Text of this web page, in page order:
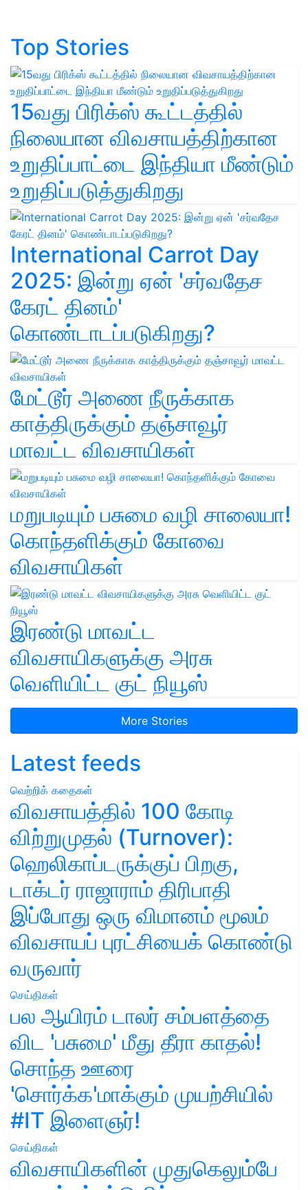
Top Stories
15வது பிரிக்ஸ் கூட்டத்தில்
நிலையான விவசாயத்திற்கான
உறுதிப்பாட்டை இந்தியா மீண்டும்
உறுதிப்படுத்துகிறது
International Carrot Day
2025: இன்று ஏன் 'சர்வதேச
கேரட் தினம்'
கொண்டாடப்படுகிறது?
மேட்டூர் அணை நீருக்காக
காத்திருக்கும் தஞ்சாவூர்
மாவட்ட விவசாயிகள்
மறுபடியும் பசுமை வழி சாலையா!
கொந்தளிக்கும் கோவை
விவசாயிகள்
இரண்டு மாவட்ட
விவசாயிகளுக்கு அரசு
வெளியிட்ட குட் நியூஸ்
More Stories
Latest feeds
வெற்றிக் கதைகள்
விவசாயத்தில் 100 கோடி
விற்றுமுதல் (Turnover):
ஹெலிகாப்டருக்குப் பிறகு,
டாக்டர் ராஜாராம் திரிபாதி
இப்போது ஒரு விமானம் மூலம்
விவசாயப் புரட்சியைக் கொண்டு
வருவார்
செய்திகள்
பல ஆயிரம் டாலர் சம்பளத்தை
விட 'பசுமை' மீது தீரா காதல்!
சொந்த ஊரை
'சொர்க்க'மாக்கும் முயற்சியில்
#IT இளைஞர்!
செய்திகள்
விவசாயிகளின் முதுகெலும்பே